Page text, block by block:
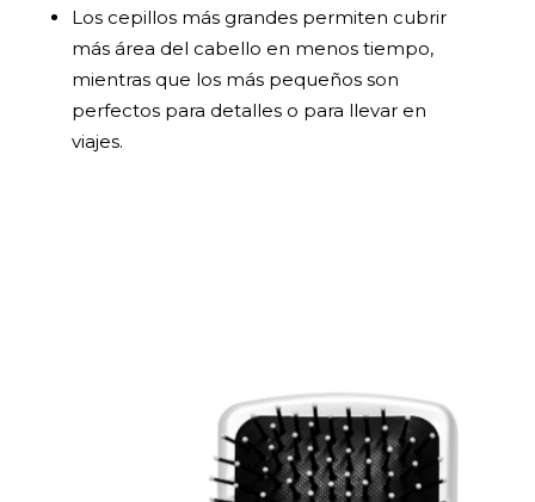
Los cepillos más grandes permiten cubrir
más área del cabello en menos tiempo,
mientras que los más pequeños son
perfectos para detalles o para llevar en
viajes.